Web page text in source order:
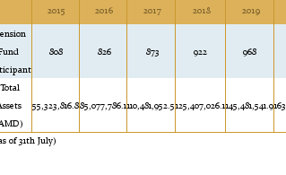
2015 2016 2017 2018 2019
808 826 873 922 968
Total
55,323,816.885,077,786.1110,481,952.5 125,407,026.1145,481,541.9
of 31th July)